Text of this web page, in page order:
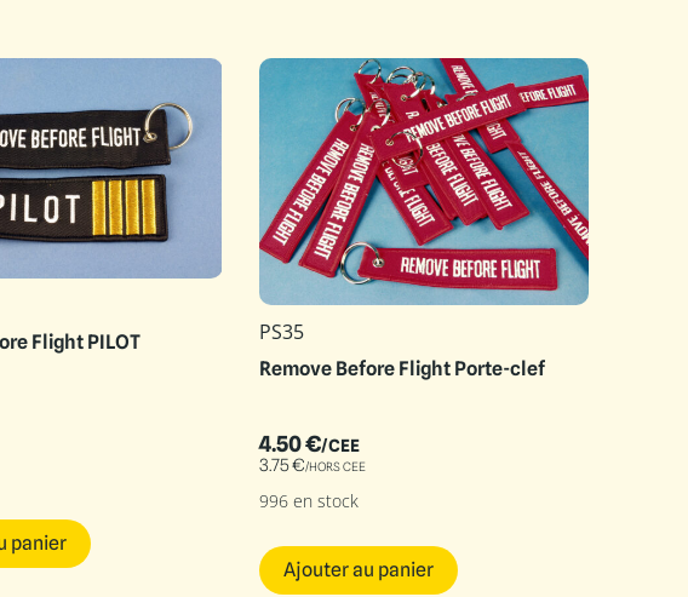
Flight PILOT
panier
PS35
Remove Before Flight Porte-clef
4.50€/CEE
3.75€/HORS CEE
996 en stock
Ajouter au panier